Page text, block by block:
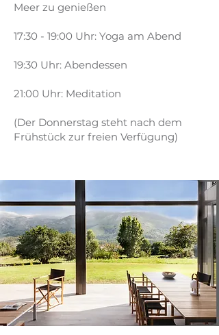
Meer zu genießen
17:30 - 19:00 Uhr: Yoga am Abend
19:30 Uhr: Abendessen
21:00 Uhr: Meditation
(Der Donnerstag steht nach dem
Frühstück zur freien Verfügung)